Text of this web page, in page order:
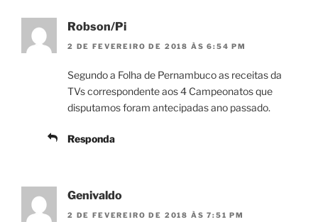
Robson/Pi
2 DE FEVEREIRO DE 2018 ÀS 6:54 PM
Segundo a Folha de Pernambuco as receitas da
TVs correspondente aos 4 Campeonatos que
disputamos foram antecipadas ano passado.
Responda
Genivaldo
2 DE FEVEREIRO DE 2018 ÀS 7:51 PM